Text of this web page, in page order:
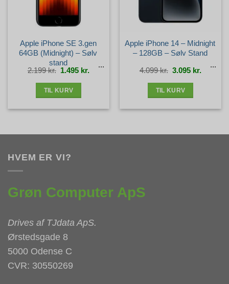
Apple iPhone SE 3.gen
64GB (Midnight) – Sølv
stand
2.199kr. Den
oprindelige
pris
1.495 kr. Den
aktuelle
pris
TIL KURV
Apple iPhone 14 – Midnight
– 128GB – Sølv Stand
4.099kr. Den
oprindelige
pris
3.095 kr. Den
aktuelle
pris
TIL KURV
HVEM ER VI?
Grøn Computer ApS
Drives af TJdata ApS.
Ørstedsgade 8
5000 Odense C
CVR: 30550269